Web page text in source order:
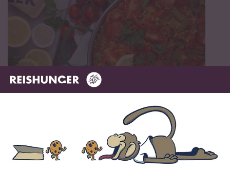
Vegane Paella mit Erbsenschnetzeln